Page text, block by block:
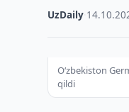
UzDaily
O‘zbekiston
qildi